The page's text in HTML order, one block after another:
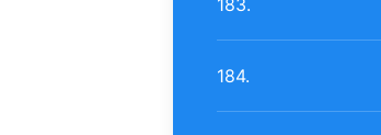
183.
184.